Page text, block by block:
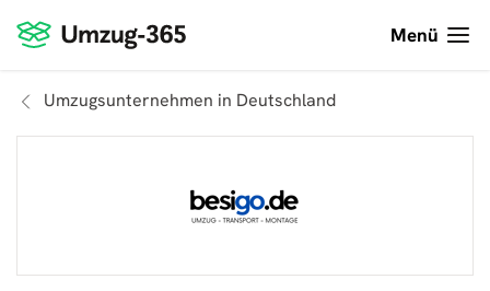
Menü
Umzugsunternehmen in Deutschland